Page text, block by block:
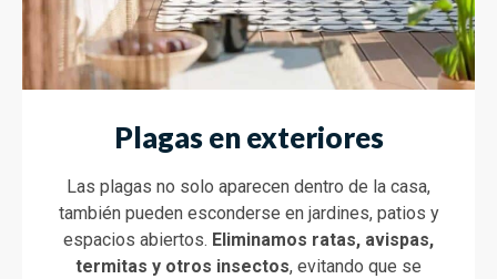
Plagas en exteriores
Las plagas no solo aparecen dentro de la casa,
también pueden esconderse en jardines, patios y
espacios abiertos. Eliminamos ratas, avispas,
termitas y otros insectos, evitando que se